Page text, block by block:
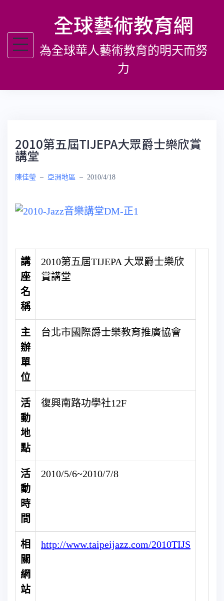
主
全球藝術教育網
為全球華人藝術教育的明天而努
力
2010第五屆TIJEPA大眾爵士樂欣賞
講堂
陳佳瑩 – 亞洲地區 – 2010/4/18
講
座
名
稱
2010第五屆TIJEPA 大眾爵士樂欣
賞講堂
主
辦
單
位
台北市國際爵士樂教育推廣協會
活
動
地
點
復興南路功學社12F
活
動
時
間
2010/5/6~2010/7/8
相
關
網
站
http://www.taipeijazz.com/2010TIJS